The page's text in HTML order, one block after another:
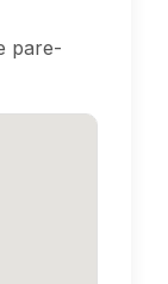
pare-